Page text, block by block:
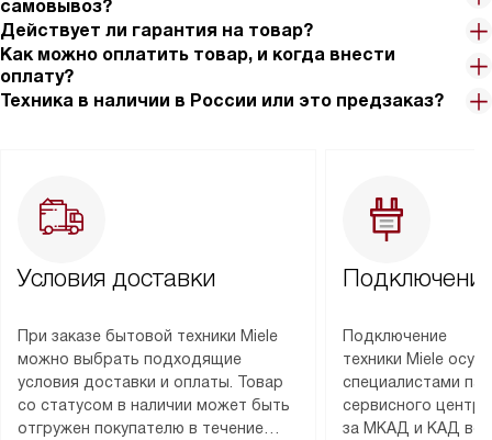
самовывоз?
Действует ли гарантия на товар?
Как можно оплатить товар, и когда внести
оплату?
Техника в наличии в России или это предзаказ?
Условия доставки
При заказе бытовой техники Miele
можно выбрать подходящие
условия доставки и оплаты. Товар
со статусом в наличии может быть
отгружен покупателю в течение
Подключение
техники Miele
специалистами
сервисного
за МКАД и КАД